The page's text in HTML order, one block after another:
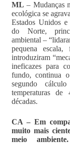
ML – Mudanças
ecológica se
Estados Unidos e
do Norte,
ambiental –
pequena escala,
introduziram
ineficazes para
fundo, continua
segundo
temperaturas
décadas.
CA – Em
muito mais
meio